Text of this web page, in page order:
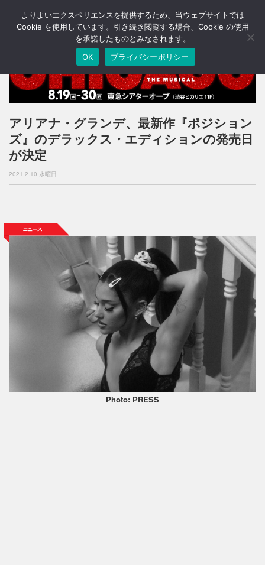
T
o
n
v
i
g
a
n
アリアナ・グランデ、最新作『ポジション
ズ』のデラックス・エディションの発売日
が決定
2021.2.10 水曜日
Photo: PRESS
よりよいエクスペリエンスを提供するため、当ウェブサイトでは
Cookie を使用しています。引き続き閲覧する場合、Cookie の使用
を承諾したものとみなされます。
OK
プライバシーポリシー